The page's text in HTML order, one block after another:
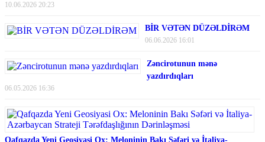
10.06.2026 20:23
BİR VƏTƏN DÜZƏLDİRƏM
06.06.2026 16:01
Zəncirotunun mənə
yazdırdıqları
06.05.2026 16:36
Qafqazda Yeni Geosiyasi Ox: Meloninin Bakı Səfəri və İtaliya-